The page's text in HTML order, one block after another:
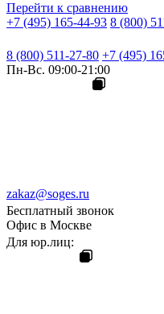
Перейти к сравнению
+7 (495) 165-44-93 8 (800)
8 (800) 511-27-80 +7 (495)
Пн-Вс. 09:00-21:00
zakaz@soges.ru
Бесплатный звонок
Офис в Москве
Для юр.лиц: